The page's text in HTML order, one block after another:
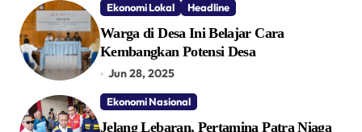
Ekonomi Lokal Headline
Warga di Desa Ini Belajar Cara
Kembangkan Potensi Desa
Jun 28, 2025
Ekonomi Nasional
Jelang Lebaran, Pertamina Patra Niaga